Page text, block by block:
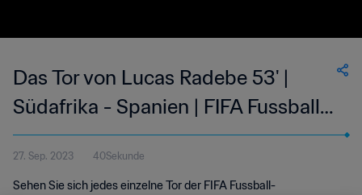
Das Tor von Lucas Radebe 53' |
Südafrika - Spanien | FIFA Fussball-
Weltmeisterschaft Korea/Japan
2002™
27. Sep. 2023 40Sekunde
Sehen Sie sich jedes einzelne Tor der FIFA Fussball-